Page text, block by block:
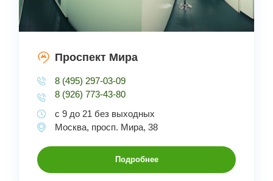
Проспект Мира
8 (495) 297-03-09
8 (926) 773-43-80
с 9 до 21 без выходных
Москва, просп. Мира, 38
Подробнее